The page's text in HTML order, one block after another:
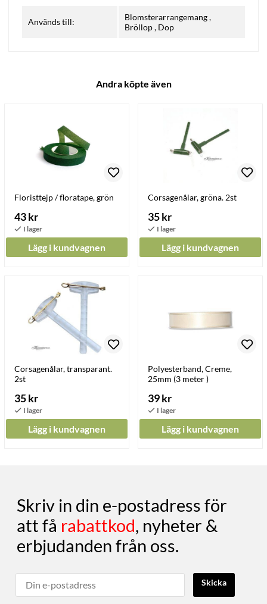
Används till: Blomsterarrangemang,
Bröllop, Dop
Andra köpte även
Floristtejp / floratape, grön
43 kr
Lägg i kundvagnen
Corsagenålar, gröna. 2st
35 kr
Lägg i kundvagnen
Corsagenålar, transparant.
2st
35 kr
Lägg i kundvagnen
Polyesterband, Creme,
25mm (3 meter )
39 kr
Lägg i kundvagnen
Skriv in din e-postadress för
att få rabattkod, nyheter &
erbjudanden från oss.
Skicka